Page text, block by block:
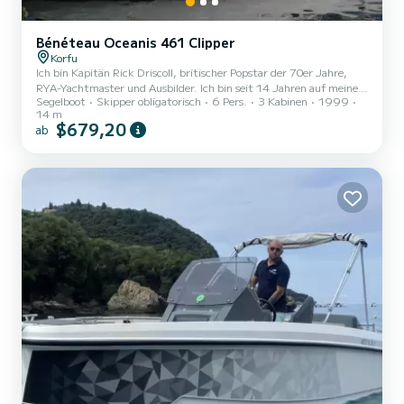
Bénéteau Oceanis 461 Clipper
Korfu
Ich bin Kapitän Rick Driscoll, britischer Popstar der 70er Jahre,
RYA-Yachtmaster und Ausbilder. Ich bin seit 14 Jahren auf meiner
komfortablen Yacht Blue Planet von Gouvia Marina aus unterwegs
und kenne alle besten Übernachtungsstopps und Tavernen, die die
Gegend zu bieten hat. Ich biete Familienurlaube auf exklusiver
Nebensaison £724 p.P., Hochsaison £776 p.P. bei geteilter Bu...
Segelboot Skipper obligatorisch 6 Pers. 3 Kabinen
1999
14 m
ab $679,20